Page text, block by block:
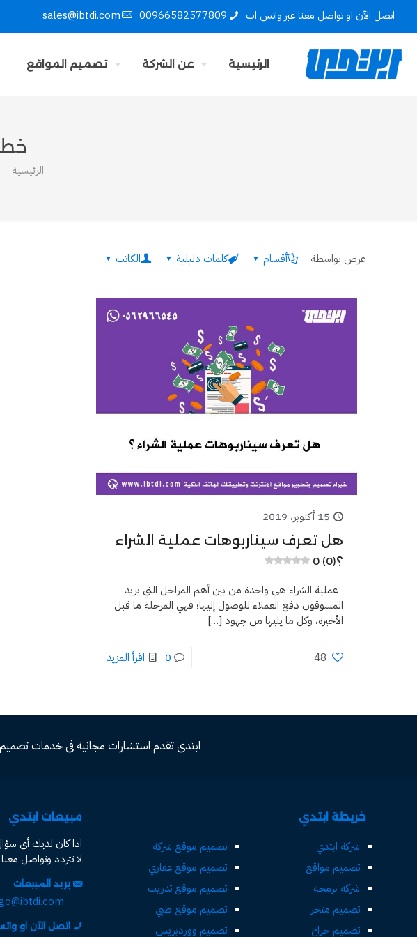
اتصل الآن او تواصل معنا عبر واتس اب 00966582577809
sales@ibtdi.com
الرئيسية عن الشركة تصميم المواقع
الرئيسية
عرض بواسطة أقسام كلمات دليلية الكاتب
15 أكتوبر، 2019
هل تعرف سيناربوهات عملية الشراء
؟0 (0)
عملية الشراء هي واحدة من بين أهم المراحل التي يريد
المسوقون دفع العملاء للوصول إليها؛ فهي المرحلة ما قبل
الأخيرة، وكل ما يليها من جهود […]
48
0 اقرأ المزيد
ابتدي تقدم استشارات مجانية فى خدمات تصميم المواقع
خريطة ابتدي
شركة ابتدي
تصميم مواقع
شركة برمجة
تصميم متجر
تصميم حراج
تصميم موقع شركة
تصميم موقع عقاري
تصميم موقع تدريب
تصميم موقع طبي
تصميم ووردبريس
مبيعات ابتدي
اذا كان لديك أى
لا تتردد وتواصل معنا
بريد المبيعات
اتصل الآن او